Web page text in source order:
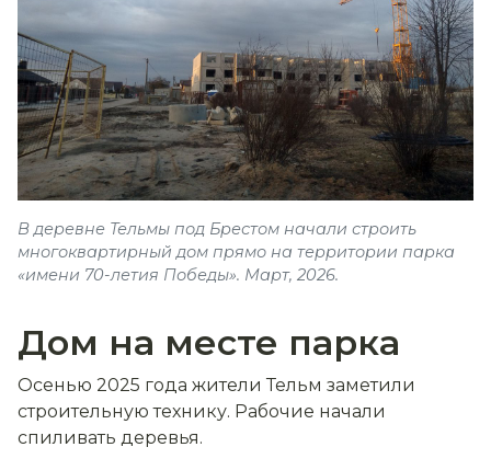
В деревне Тельмы под Брестом начали строить
многоквартирный дом прямо на территории парка
«имени 70-летия Победы». Март, 2026.
Дом на месте парка
Осенью 2025 года жители Тельм заметили
строительную технику. Рабочие начали
спиливать деревья.